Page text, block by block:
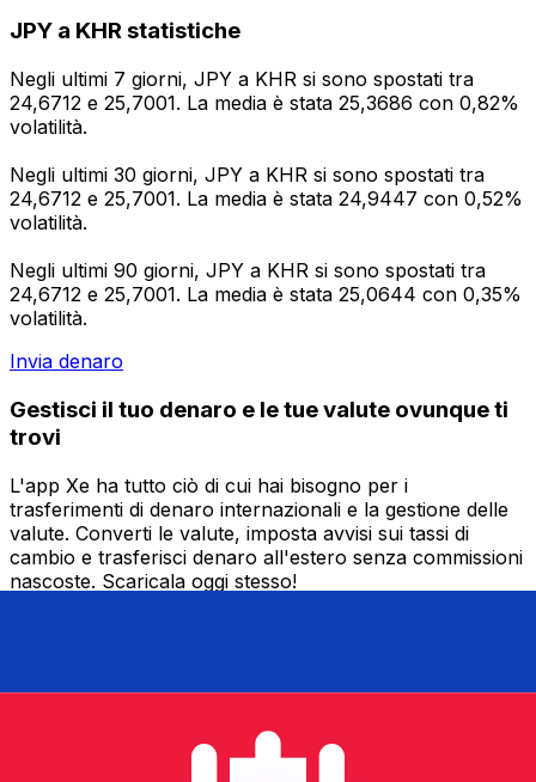
JPY a KHR statistiche
Negli ultimi 7 giorni, JPY a KHR si sono spostati tra
24,6712 e 25,7001. La media è stata 25,3686 con 0,82%
volatilità.
Negli ultimi 30 giorni, JPY a KHR si sono spostati tra
24,6712 e 25,7001. La media è stata 24,9447 con 0,52%
volatilità.
Negli ultimi 90 giorni, JPY a KHR si sono spostati tra
24,6712 e 25,7001. La media è stata 25,0644 con 0,35%
volatilità.
Invia denaro
Gestisci il tuo denaro e le tue valute ovunque ti
trovi
L'app Xe ha tutto ciò di cui hai bisogno per i
trasferimenti di denaro internazionali e la gestione delle
valute. Converti le valute, imposta avvisi sui tassi di
cambio e trasferisci denaro all'estero senza commissioni
nascoste. Scaricala oggi stesso!